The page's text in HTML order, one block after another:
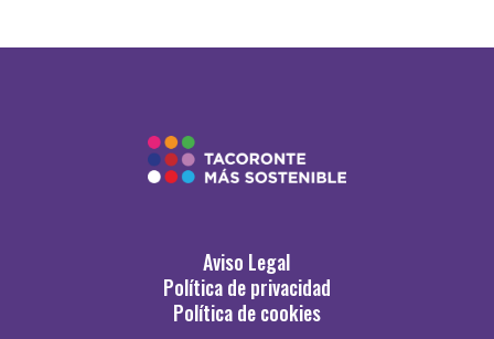
Aviso Legal
Política de privacidad
Política de cookies